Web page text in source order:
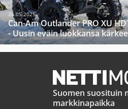
26.05.2025
Can-Am Outlander PRO XU
- Uusin eväin luokkansa
Suomen suosituin
markkinapaikka